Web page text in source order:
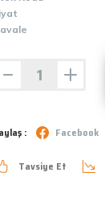
: Facebook
Tavsiye Et